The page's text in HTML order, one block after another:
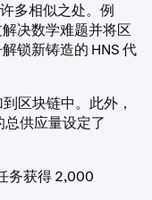
多相似之处。例
决数学难题并将区
锁新铸造的 HNS 代
区块链中。此外，
供应量设定了
务获得 2,000